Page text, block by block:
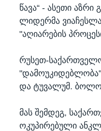
წავა“ - ასეთი
ლიდერმა
"აღიარების
რუსეთ-
"დამოუკიდებლობა"
და ტუვალუმ. ბოლო
მას შემდეგ,
ოკუპირებული